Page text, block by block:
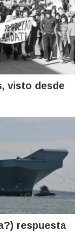
visto desde
respuesta